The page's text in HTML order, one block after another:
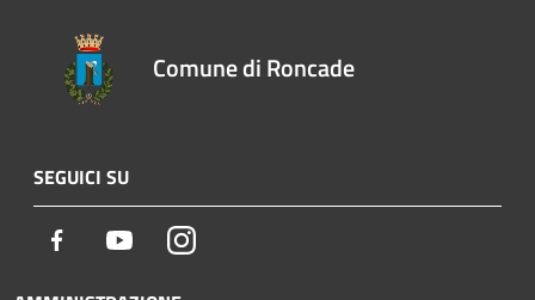
Comune di Roncade
SEGUICI SU
Facebook YoutubeInstagram